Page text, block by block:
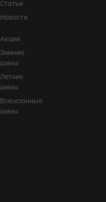
Статьи
Новости
Акции
Зимние
шины
Летние
шины
Всесезонные
шины